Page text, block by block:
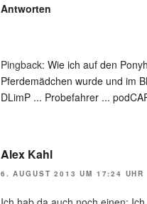
Antworten
Pingback: Wie ich auf den
Pferdemädchen wurde und im
DLimP ... Probefahrer ...
Alex Kahl
6. AUGUST 2013 UM 17:24 UHR